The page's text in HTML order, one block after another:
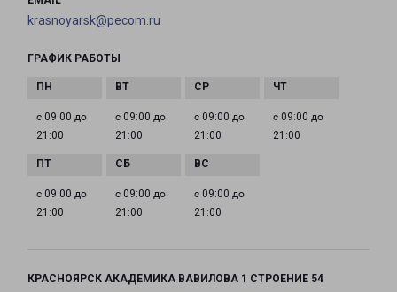
krasnoyarsk@pecom.ru
ГРАФИК РАБОТЫ
с 09:00 до
21:00
с 09:00 до
21:00
с 09:00 до
21:00
с 09:00 до
21:00
с 09:00 до
21:00
с 09:00 до
21:00
с 09:00 до
21:00
КРАСНОЯРСК АКАДЕМИКА ВАВИЛОВА 1 СТРОЕНИЕ 54